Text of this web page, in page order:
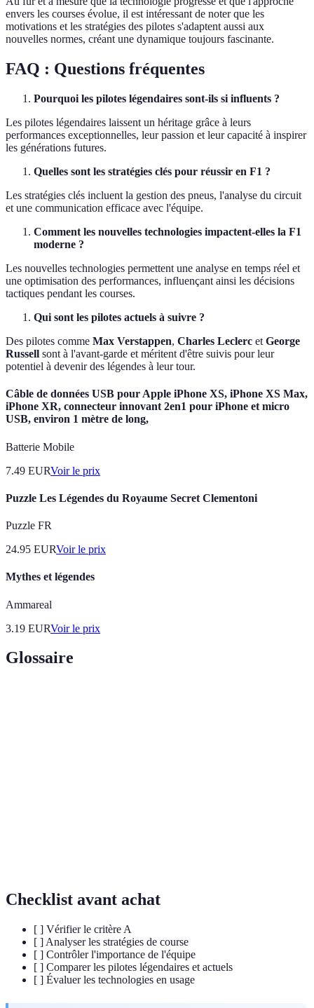
envers les courses évolue, il est intéressant de noter que les
motivations et les stratégies des pilotes s'adaptent aussi aux
nouvelles normes, créant une dynamique toujours fascinante.
FAQ : Questions fréquentes
Pourquoi les pilotes légendaires sont-ils si influents ?
Les pilotes légendaires laissent un héritage grâce à leurs
performances exceptionnelles, leur passion et leur capacité à inspirer
les générations futures.
Quelles sont les stratégies clés pour réussir en F1 ?
Les stratégies clés incluent la gestion des pneus, l'analyse du circuit
et une communication efficace avec l'équipe.
Comment les nouvelles technologies impactent-elles la F1
moderne ?
Les nouvelles technologies permettent une analyse en temps réel et
une optimisation des performances, influençant ainsi les décisions
tactiques pendant les courses.
Qui sont les pilotes actuels à suivre ?
Des pilotes comme Max Verstappen, Charles Leclerc et George
Russell sont à l'avant-garde et méritent d'être suivis pour leur
potentiel à devenir des légendes à leur tour.
Câble de données USB pour Apple iPhone XS, iPhone XS Max,
iPhone XR, connecteur innovant 2en1 pour iPhone et micro
USB, environ 1 mètre de long,
Batterie Mobile
7.49 EURVoir le prix
Puzzle Les Légendes du Royaume Secret Clementoni
Puzzle FR
24.95 EURVoir le prix
Mythes et légendes
Ammareal
3.19 EURVoir le prix
Glossaire
Checklist avant achat
[ ] Vérifier le critère A
[ ] Analyser les stratégies de course
[ ] Contrôler l'importance de l'équipe
[ ] Comparer les pilotes légendaires et actuels
[ ] Évaluer les technologies en usage